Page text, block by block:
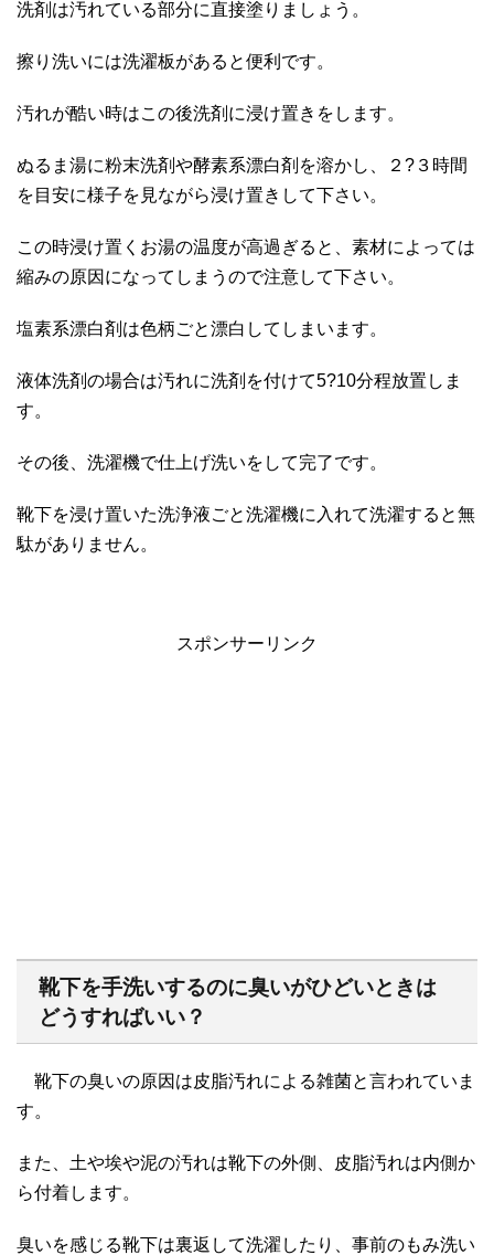
洗剤は汚れている部分に直接塗りましょう。
擦り洗いには洗濯板があると便利です。
汚れが酷い時はこの後洗剤に浸け置きをします。
ぬるま湯に粉末洗剤や酵素系漂白剤を溶かし、２?３時間
を目安に様子を見ながら浸け置きして下さい。
この時浸け置くお湯の温度が高過ぎると、素材によっては
縮みの原因になってしまうので注意して下さい。
塩素系漂白剤は色柄ごと漂白してしまいます。
液体洗剤の場合は汚れに洗剤を付けて5?10分程放置しま
す。
その後、洗濯機で仕上げ洗いをして完了です。
靴下を浸け置いた洗浄液ごと洗濯機に入れて洗濯すると無
駄がありません。
スポンサーリンク
靴下を手洗いするのに臭いがひどいときは
どうすればいい？
靴下の臭いの原因は皮脂汚れによる雑菌と言われていま
す。
また、土や埃や泥の汚れは靴下の外側、皮脂汚れは内側か
ら付着します。
臭いを感じる靴下は裏返して洗濯したり、事前のもみ洗い